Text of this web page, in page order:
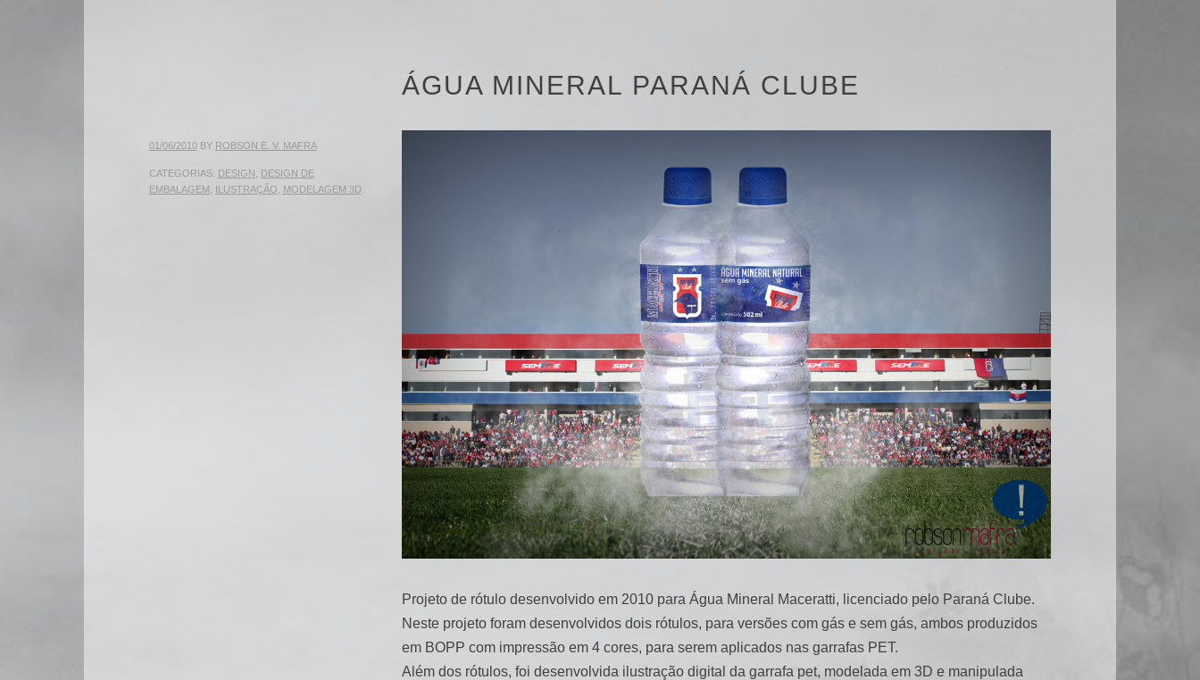
COMUNICAÇÃO E
MARKETING
ÁGUA MINERAL PARANÁ CLUBE
01/06/2010BY ROBSON E. V. MAFRA
CATEGORIAS: DESIGN
DESIGN DE
EMBALAGEM
ILUSTRAÇÃO MODELAGEM 3D
Projeto de rótulo desenvolvido em 2010 para Água Mineral Maceratti, licenciado pelo Paraná Clube.
Neste projeto foram desenvolvidos dois rótulos, para versões com gás e sem gás, ambos produzidos
em BOPP com impressão em 4 cores, para serem aplicados nas garrafas PET.
Além dos rótulos, foi desenvolvida ilustração digital da garrafa pet, modelada em 3D e manipulada